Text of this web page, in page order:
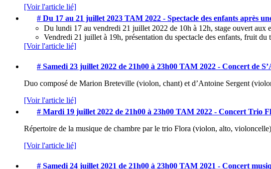
[Voir l'article lié]
# Du 17 au 21 juillet 2023 TAM 2022 - Spectacle des enfants après
Du lundi 17 au vendredi 21 juillet 2022 de 10h à 12h, stage ouvert aux
Vendredi 21 juillet à 19h, présentation du spectacle des enfants, fruit du
[Voir l'article lié]
# Samedi 23 juillet 2022 de 21h00 à 23h00 TAM 2022 - Concert de
Duo composé de Marion Breteville (violon, chant) et d’Antoine Sergent
[Voir l'article lié]
# Mardi 19 juillet 2022 de 21h00 à 23h00 TAM 2022 - Concert Trio
Répertoire de la musique de chambre par le trio Flora (violon, alto,
[Voir l'article lié]
# Samedi 24 juillet 2021 de 21h00 à 23h00 TAM 2021 - Concert